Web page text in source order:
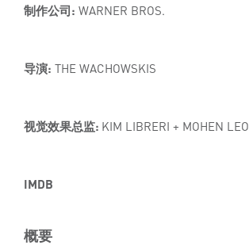
制作公司: WARNER BROS.
导演: THE WACHOWSKIS
视觉效果总监: KIM LIBRERI + MOHEN LEO
IMDB
概要